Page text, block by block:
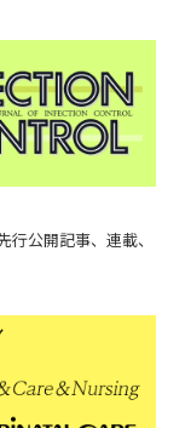
行公開記事、連載、